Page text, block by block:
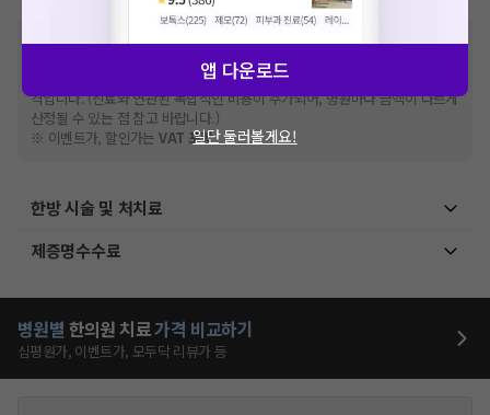
※비급여 항목의 경우,추가비용 등으로 실제 가격과 상이할 수 있으니, 정확
한 가격은 해당 의료기관에 직접 문의해주세요.
건강보험심사평가원에 고지되어 있는 급여 진료 기준 가
격입니다. (진료와 연관된 복합적인 비용이 추가되어, 병원마다 금액이 다르게
산정될 수 있는 점 참고 바랍니다.)
※ 이벤트가, 할인가는VAT 포함
한방 시술 및 처치료
제증명수수료
병원별 한의원 치료가격 비교하기
심평원가, 이벤트가, 모두닥 리뷰가 등
앱 다운로드
일단 둘러볼게요!